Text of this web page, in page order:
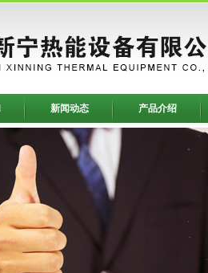
新闻动态 产品介绍